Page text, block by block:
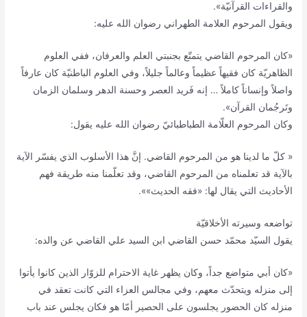
والقراءات القرآنيّة».
ويقول المرحوم العلامة الطهراني رضوان الله عليه:
«كان المرحوم القاضي يتمتّع بجنبتي العلم والعرفان، ففي العلوم
الظاهريّة كان فقيهاً عظيماً وعالماً جليلاً، وفي العلوم الباطنيّة كان عارفاً
واصلاً وإنساناً كاملاً … إنه فَريد العصر وحسنة الدهر وسلمان الزمان
وتَرجُمان القرآن».
وكان المرحوم العلّامة الطباطبائيّ رضوان الله عليه يقول:
« كلّ ما لدينا هو من المرحوم القاضي. إنَّ هذا الأسلوب الذي يفسّر الآية
بالآية قد تعلمناه من المرحوم القاضي، وقد تعلّمنا منه طريقة فهم
الأحاديث التي يقال لها: «فقه الحديث»».
تواضعه وسيرته الأخلاقيّة
يقول السيّد محمّد حسن القاضي ابن السيد علي القاضي عن والده:
«كان أبي متواضع جداً، وكان يظهر غاية الاحترام للزوّار الذين كانوا يأتوا
إلى منزله ويتحدّث معهم، وفي مجالس العزاء التي كانت تعقد في
منزله كان الحضور يجلسون على الحصير أمّا هو فكان يجلس عند باب